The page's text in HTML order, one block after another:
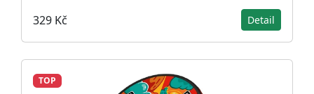
329 Kč Detail
TOP